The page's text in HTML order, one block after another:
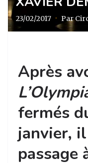
23/02/2017 · Par
Après
fermés
janvier,
passage